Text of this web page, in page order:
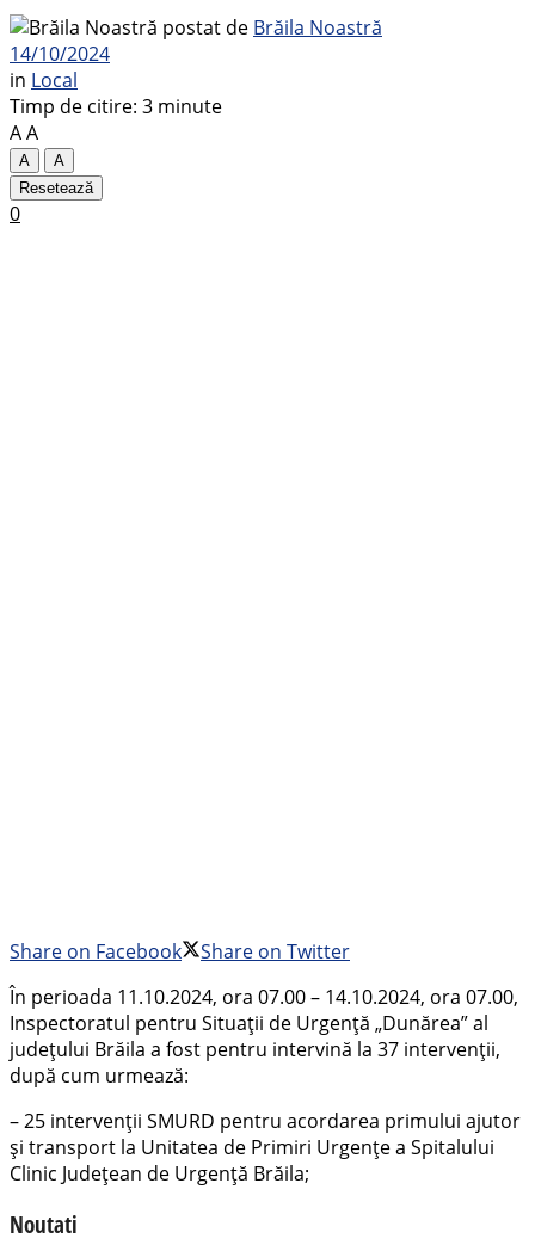
postat de Brăila Noastră
14/10/2024
in Local
Timp de citire: 3 minute
AA
A
A
Resetează
0
Share on Facebook
Share on Twitter
În perioada 11.10.2024, ora 07.00 – 14.10.2024, ora 07.00,
Inspectoratul pentru Situaţii de Urgenţă „Dunărea” al
judeţului Brăila a fost pentru intervină la 37 intervenţii,
după cum urmează:
– 25 intervenţii SMURD pentru acordarea primului ajutor
și transport la Unitatea de Primiri Urgenţe a Spitalului
Clinic Județean de Urgență Brăila;
Noutati